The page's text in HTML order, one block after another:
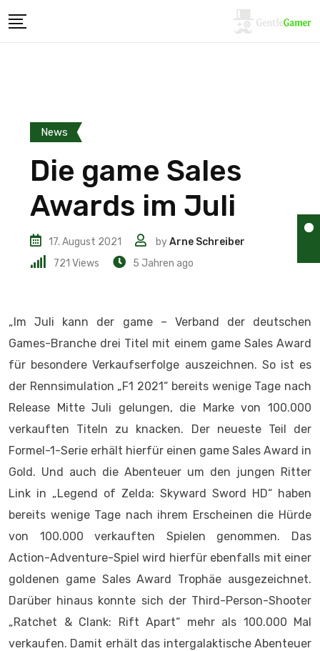
News
Die game Sales
Awards im Juli
17. August 2021 byArne Schreiber
721 Views 5 Jahren ago
„Im Juli kann der game – Verband der deutschen
Games-Branche drei Titel mit einem game Sales Award
für besondere Verkaufserfolge auszeichnen. So ist es
der Rennsimulation „F1 2021“ bereits wenige Tage nach
Release Mitte Juli gelungen, die Marke von 100.000
verkauften Titeln zu knacken. Der neueste Teil der
Formel-1-Serie erhält hierfür einen game Sales Award in
Gold. Und auch die Abenteuer um den jungen Ritter
Link in „Legend of Zelda: Skyward Sword HD“ haben
bereits wenige Tage nach ihrem Erscheinen die Hürde
von 100.000 verkauften Spielen genommen. Das
Action-Adventure-Spiel wird hierfür ebenfalls mit einer
goldenen game Sales Award Trophäe ausgezeichnet.
Darüber hinaus konnte sich der Third-Person-Shooter
„Ratchet & Clank: Rift Apart“ mehr als 100.000 Mal
verkaufen. Damit erhält das intergalaktische Abenteuer